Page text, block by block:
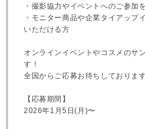
・撮影協力やイベントへのご参加
・モニター商品や企業タイアップ
いただける方
オンラインイベントやコスメのサ
す！
全国からご応募お待ちしております
【応募期間】
2026年1月5日(月)〜